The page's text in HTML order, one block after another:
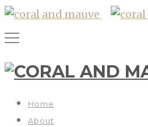
Home
About